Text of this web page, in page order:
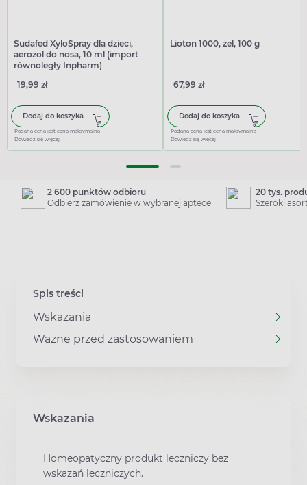
Sudafed XyloSpray dla dzieci,
aerozol do nosa, 10 ml (import
równoległy Inpharm)
19,99 zł
Dodaj do koszyka
Podana cena jest ceną maksymalną
Dowiedz się więcej
Lioton 1000, żel, 100 g
67,99 zł
Dodaj do koszyka
Podana cena jest ceną maksymalną
Dowiedz się więcej
2 600 punktów odbioru
Odbierz zamówienie w wybranej aptece
20 tys.
Szeroki
Spis treści
Wskazania
Ważne przed zastosowaniem
Wskazania
Homeopatyczny produkt leczniczy bez
wskazań leczniczych.